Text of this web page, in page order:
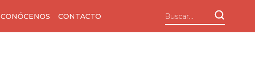
CONÓCENOS CONTACTO